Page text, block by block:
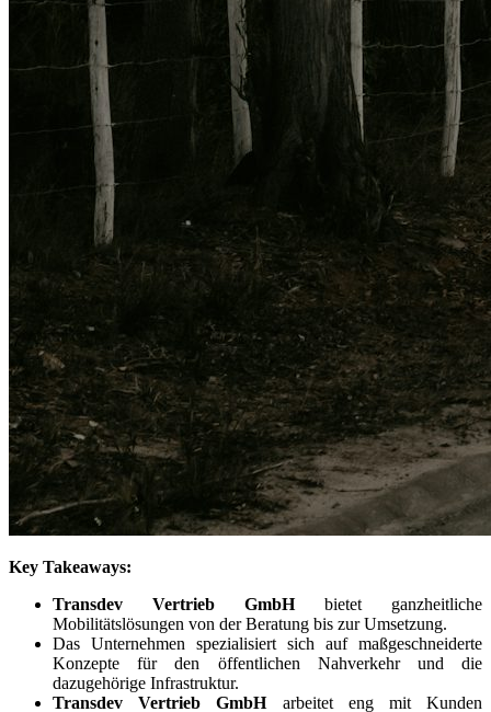
Key Takeaways:
Transdev Vertrieb GmbHbietet ganzheitliche
Mobilitätslösungen von der Beratung bis zur Umsetzung.
Das Unternehmen spezialisiert sich auf maßgeschneiderte
Konzepte für den öffentlichen Nahverkehr und die
dazugehörige Infrastruktur.
Transdev Vertrieb GmbHarbeitet eng mit Kunden